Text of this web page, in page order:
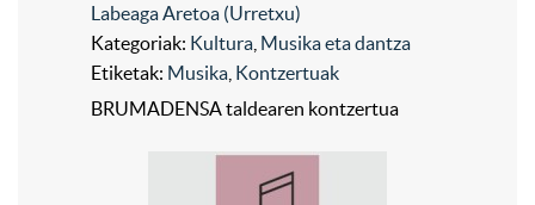
Labeaga Aretoa (Urretxu)
Kategoriak: Kultura Musika eta dantza
Etiketak: Musika Kontzertuak
BRUMADENSA taldearen kontzertua